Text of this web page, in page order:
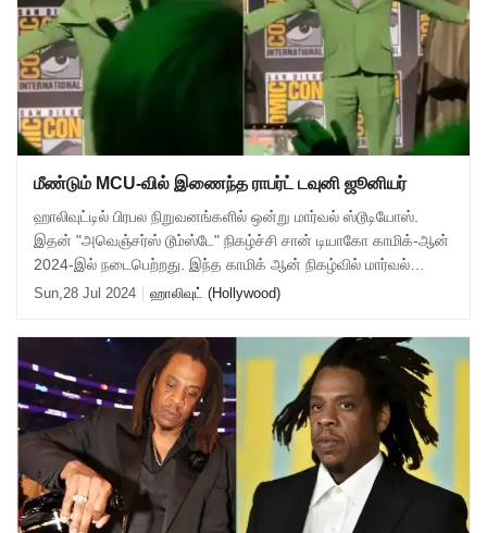
மீண்டும் MCU-வில் இணைந்த ராபர்ட் டவுனி ஜூனியர்
ஹாலிவுட்டில் பிரபல நிறுவனங்களில் ஒன்று மார்வல் ஸ்டூடியோஸ்.
இதன் "அவெஞ்சர்ஸ் டூம்ஸ்டே" நிகழ்ச்சி சான் டியாகோ காமிக்-ஆன்
2024-இல் நடைபெற்றது. இந்த காமிக் ஆன் நிகழ்வில் மார்வல்
ஸ்டூடியோஸ் தயாரிக்கும் "ட
Sun,28 Jul 2024 ஹாலிவுட் (Hollywood)